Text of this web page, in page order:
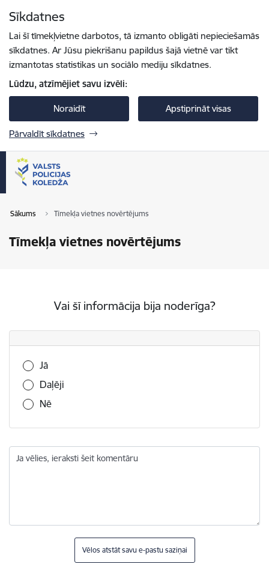
Sīkdatnes
Lai šī tīmekļvietne darbotos, tā izmanto obligāti nepieciešamās
sīkdatnes. Ar Jūsu piekrišanu papildus šajā vietnē var tikt
izmantotas statistikas un sociālo mediju sīkdatnes.
Lūdzu, atzīmējiet savu izvēli:
Noraidīt Apstiprināt visas
Pārvaldīt sīkdatnes
Sākums Tīmekļa vietnes novērtējums
Tīmekļa vietnes novērtējums
Vai šī informācija bija noderīga?
Vai šī informācija bija noderīga?
Jā
Daļēji
Nē
Ja vēlies, ieraksti šeit komentāru
Vēlos atstāt savu e-pastu saziņai